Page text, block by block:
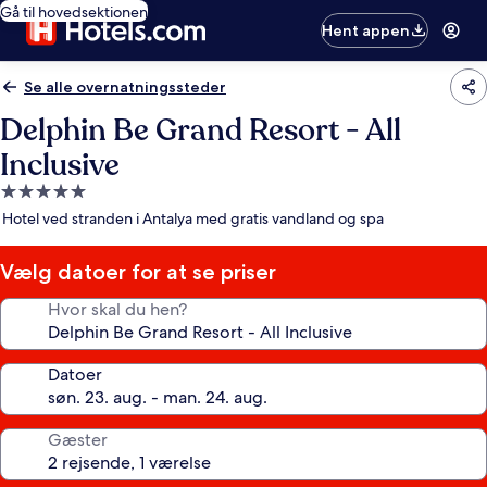
Gå til hovedsektionen
Hent appen
Se alle overnatningssteder
Delphin Be Grand Resort - All
Inclusive
5.0-
stjernet
Hotel ved stranden i Antalya med gratis vandland og spa
Vælg datoer for at se priser
Hvor skal du hen?
Datoer
Gæster